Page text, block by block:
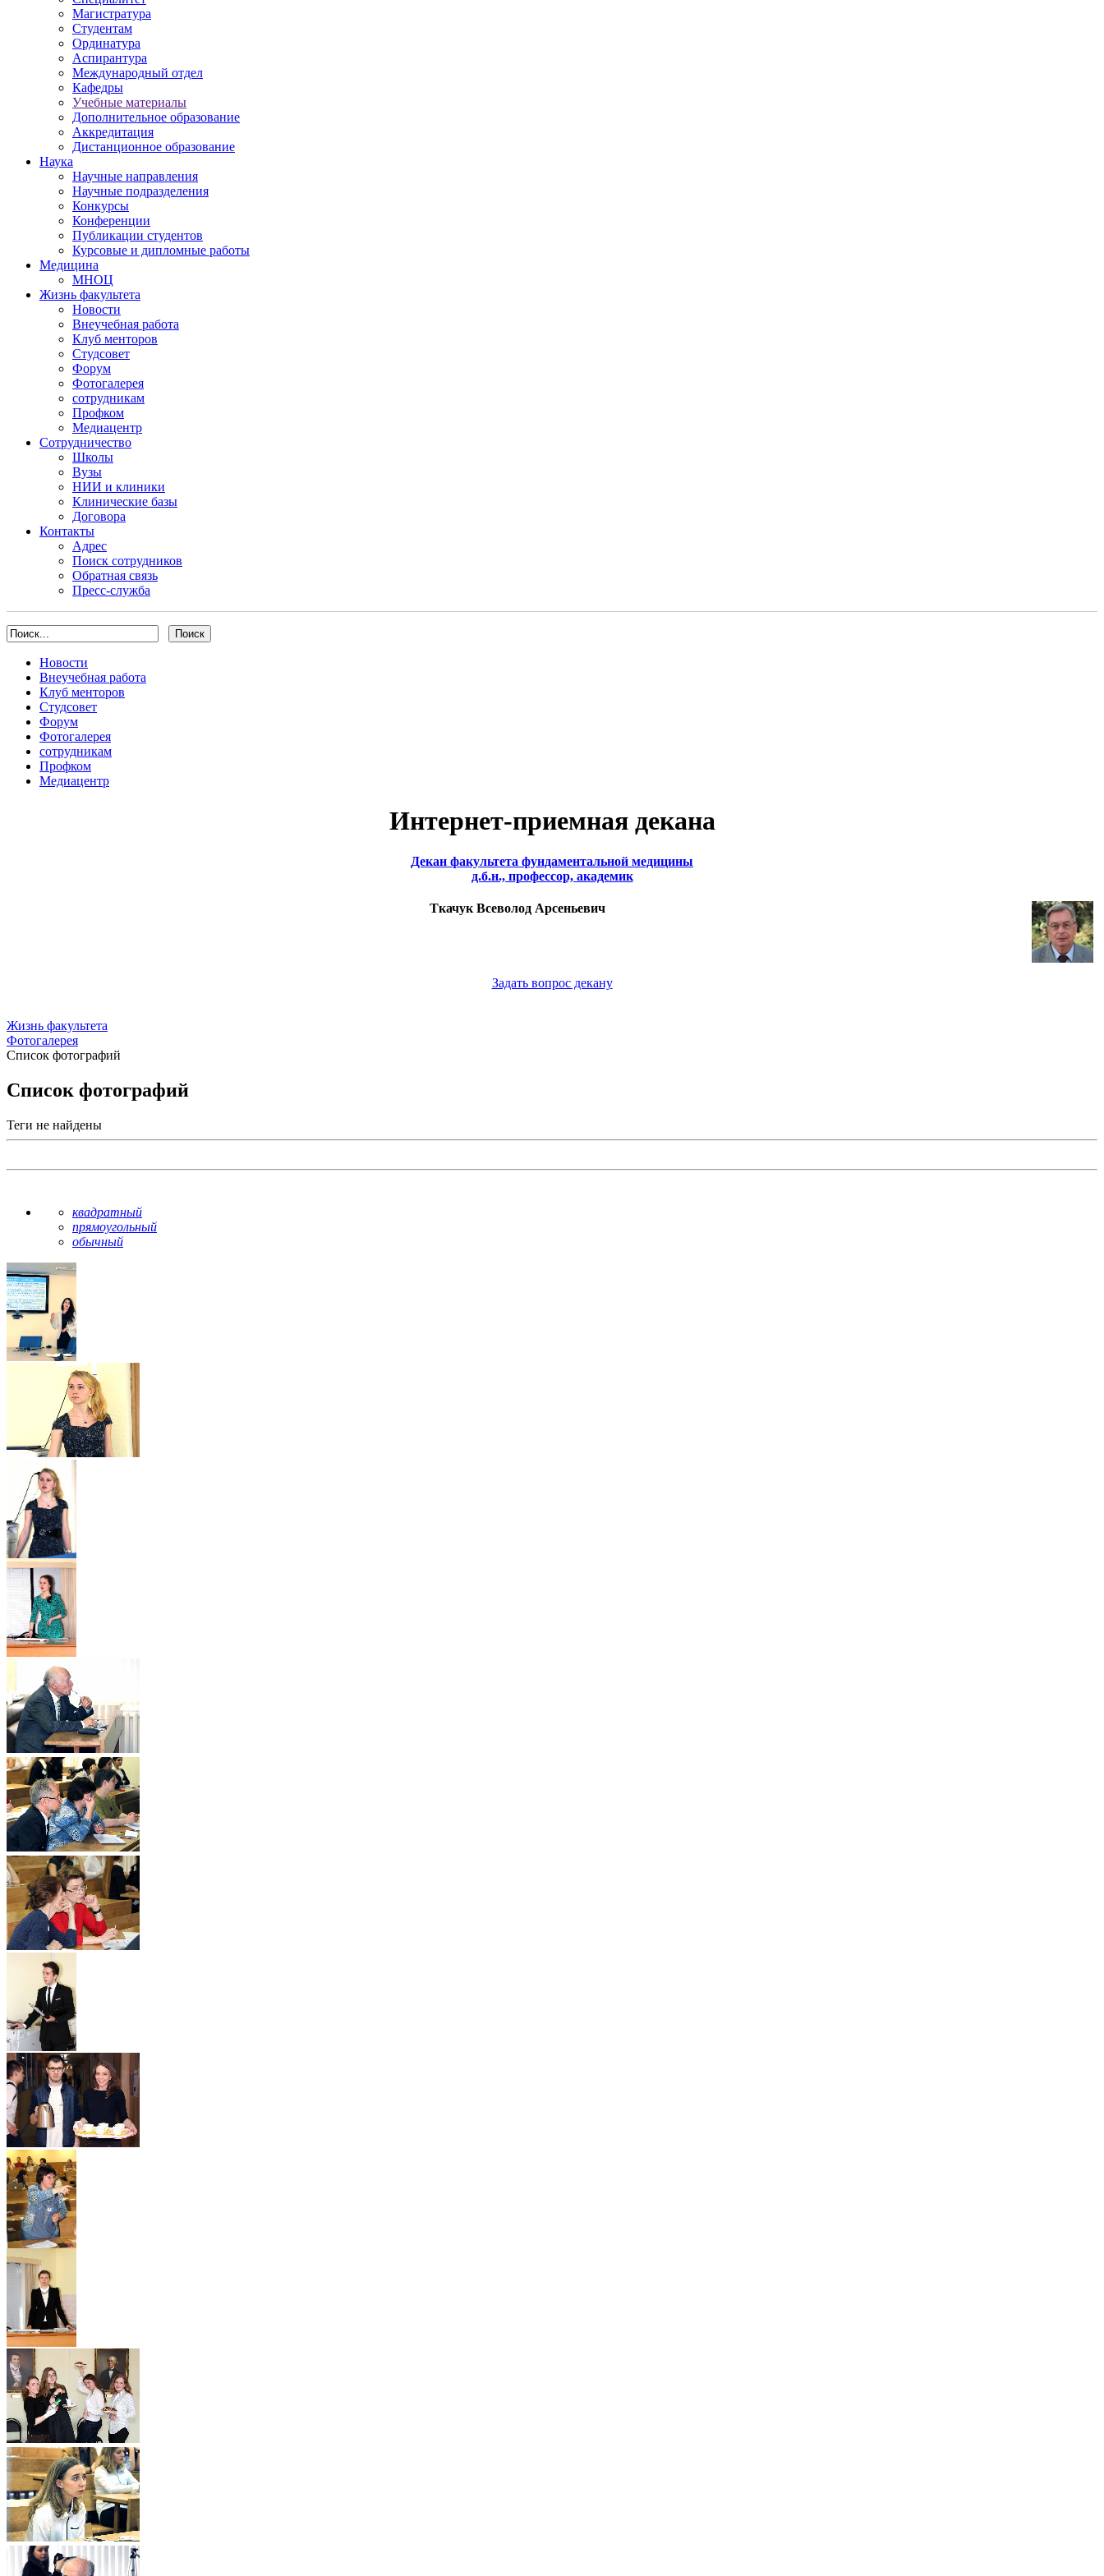
Магистратура
Студентам
Ординатура
Аспирантура
Международный отдел
Кафедры
Учебные материалы
Дополнительное образование
Аккредитация
Дистанционное образование
Наука
Научные направления
Научные подразделения
Конкурсы
Конференции
Публикации студентов
Курсовые и дипломные работы
Медицина
МНОЦ
Жизнь факультета
Новости
Внеучебная работа
Клуб менторов
Студсовет
Форум
Фотогалерея
сотрудникам
Профком
Медиацентр
Сотрудничество
Школы
Вузы
НИИ и клиники
Клинические базы
Договора
Контакты
Адрес
Поиск сотрудников
Обратная связь
Пресс-служба
Новости
Внеучебная работа
Клуб менторов
Студсовет
Форум
Фотогалерея
сотрудникам
Профком
Медиацентр
Интернет-приемная декана
Декан факультета фундаментальной медицины
д.б.н., профессор, академик
Ткачук Всеволод Арсеньевич
Задать вопрос декану
Жизнь факультета
Фотогалерея
Список фотографий
Список фотографий
Теги не найдены
квадратный
прямоугольный
обычный